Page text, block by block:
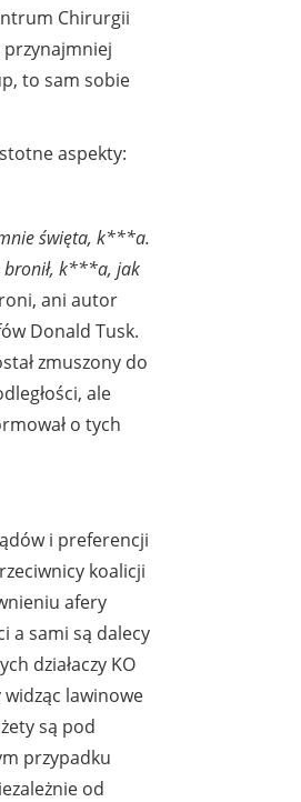
Chirurgii
przynajmniej
to sam sobie
aspekty:
święta, k***a.
bronił, k***a, jak
ani autor
Donald Tusk.
zmuszony do
ale
o tych
i preferencji
koalicji
afery
a sami są dalecy
działaczy KO
lawinowe
są pod
przypadku
od